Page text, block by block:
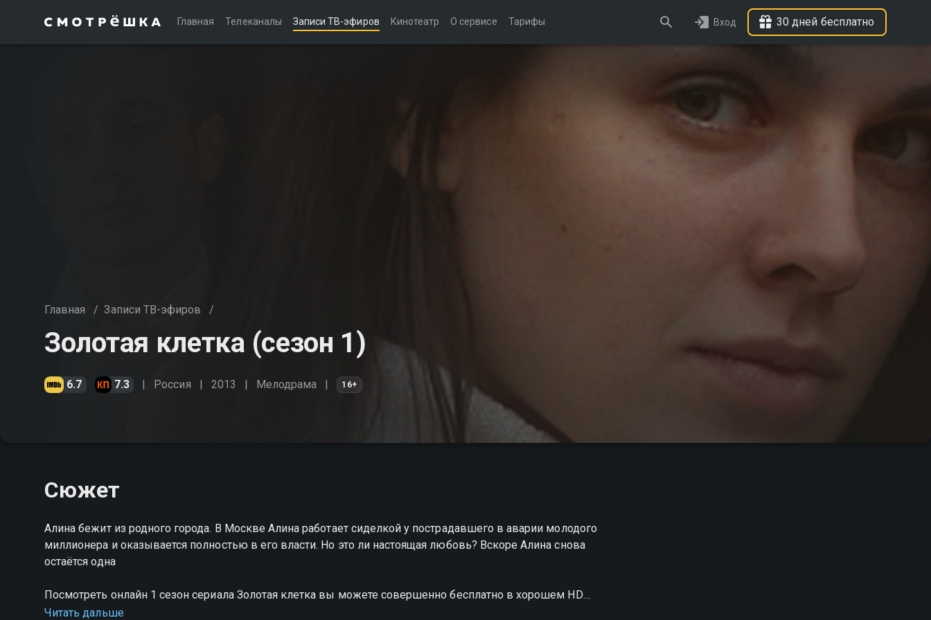
Главная Телеканалы Записи ТВ-эфиров Кинотеатр О сервисе Тарифы Вход 30 дней бесплатно
Главная / Записи ТВ-эфиров /
Золотая клетка (сезон 1)
6.7 7.3 Россия 2013 Мелодрама 16+
Сюжет
Алина бежит из родного города. В Москве Алина работает сиделкой у пострадавшего в аварии молодого
миллионера и оказывается полностью в его власти. Но это ли настоящая любовь? Вскоре Алина снова
остаётся одна
Посмотреть онлайн 1 сезон сериала Золотая клетка вы можете совершенно бесплатно в хорошем HD
качестве на Смотрёшке
Читать дальше